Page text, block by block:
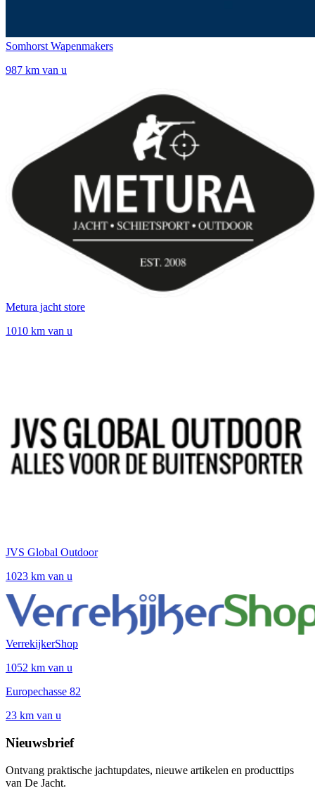
Somhorst Wapenmakers
987 km van u
Metura jacht store
1010 km van u
JVS Global Outdoor
1023 km van u
VerrekijkerShop
1052 km van u
Europechasse 82
23 km van u
Nieuwsbrief
Ontvang praktische jachtupdates, nieuwe artikelen en producttips
van De Jacht.